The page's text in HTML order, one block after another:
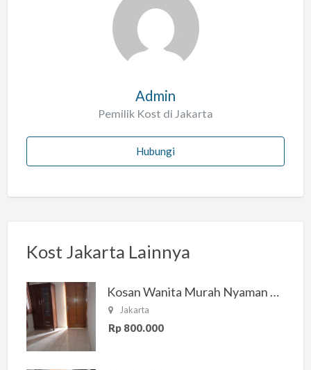
Admin
Pemilik Kost di Jakarta
Hubungi
Kost Jakarta Lainnya
Kosan Wanita Murah Nyaman di Jakarta Selatan
Jakarta
Rp 800.000